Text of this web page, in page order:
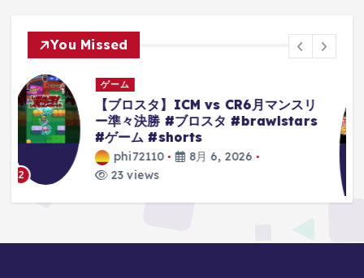
You Missed
ゲーム
【クレーンゲーム】超デカ箱
Grandistaのティーチは落とせる‼︎他
にもモンキーDルフィーやキルア・ナ
ルトもやってくぞ 【ワンピース】
【黒ひげ】【クレゲ】 【クレーンゲ
phi72110
8月 6, 2026